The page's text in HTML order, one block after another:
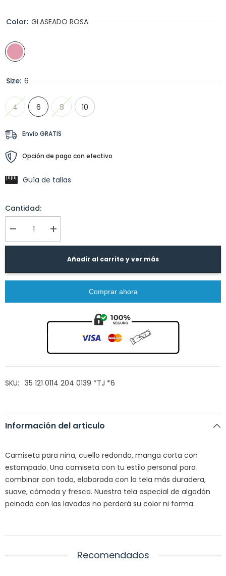
Color: GLASEADO ROSA
Size: 6
4 6 8 10
Envío GRATIS
Opción de pago con efectivo
Guía de tallas
Cantidad:
Error:
Missing
I18n
Error:
Missing
interpolation
value
producto
Añadir al carrito y ver más
Comprar ahora
SKU: 35 121 0114 204 0139 *TJ *6
Información del articulo
Camiseta para niña, cuello redondo, manga corta con
estampado. Una camiseta con tu estilo personal para
combinar con todo, elaborada con la tela más duradera,
suave, cómoda y fresca. Nuestra tela especial de algodón
peinado con las lavadas no perderá su color ni forma.
Recomendados